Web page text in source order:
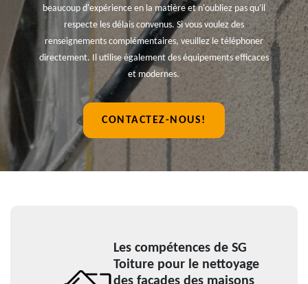
beaucoup d'expérience en la matière et n'oubliez pas qu'il
respecte les délais convenus. Si vous voulez des
renseignements complémentaires, veuillez le téléphoner
directement. Il utilise également des équipements efficaces
et modernes.
CONTACTEZ-NOUS!
Les compétences de SG
Toiture pour le nettoyage
des façades des maisons